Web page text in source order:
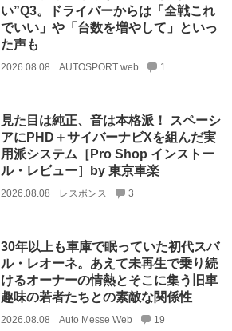
い”Q3。ドライバーからは「全戦これ
でいい」や「台数を増やして」といっ
た声も
2026.08.08 AUTOSPORT web 1
見た目は純正、音は本格派！ スペーシ
アにPHD＋サイバーナビXを組んだ実
用派システム［Pro Shop インストー
ル・レビュー］by 東京車楽
2026.08.08 レスポンス 3
30年以上も車庫で眠っていた初代スバ
ル・レオーネ。あえて未再生で乗り続
けるオーナーの情熱とそこに集う旧車
趣味の若者たちとの素敵な関係性
2026.08.08 Auto Messe Web 19